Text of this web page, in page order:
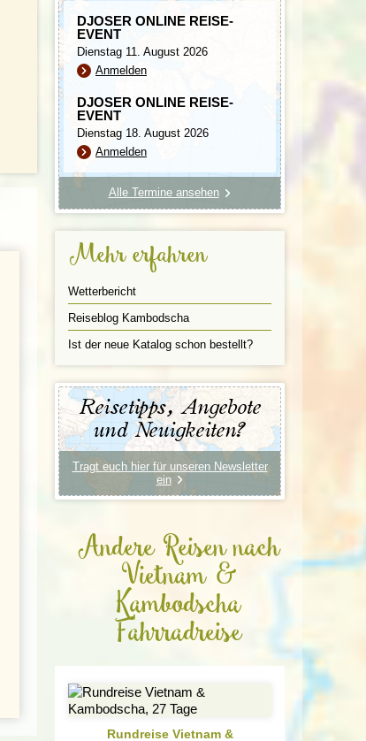
Andere Reisen nach
Vietnam &
Kambodscha
Fahrradreise
Rundreise Vietnam &
DJOSER ONLINE REISE-
EVENT
Dienstag 11. August 2026
Anmelden
DJOSER ONLINE REISE-
EVENT
Dienstag 18. August 2026
Anmelden
Alle Termine ansehen
Mehr erfahren
Wetterbericht
Reiseblog Kambodscha
Ist der neue Katalog schon bestellt?
Reisetipps, Angebote
und Neuigkeiten?
Tragt euch hier für unseren Newsletter
ein